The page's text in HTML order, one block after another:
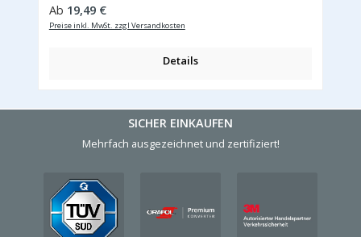
Regulärer Preis:
Ab 19,49 €
Preise inkl. MwSt. zzgl Versandkosten
Details
SICHER EINKAUFEN
Mehrfach ausgezeichnet und zertifiziert!